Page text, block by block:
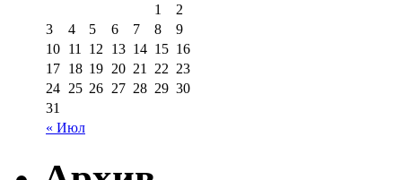
« Июл
1
2
3
4 5 6 7 8
9
10 11 12 13 14 15 16
17 18 19 20 21 22 23
24 25 26 27 28 29 30
31